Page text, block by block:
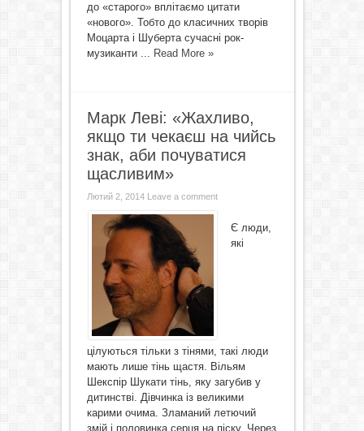
до «старого» вплітаємо цитати
«нового». Тобто до класичних творів
Моцарта і Шуберта сучасні рок-
музиканти ... Read More »
Марк Леві: «Жахливо,
якщо ти чекаєш на чийсь
знак, аби почуватися
щасливим»
Лютий 2, 2014 Leave a comment
Є люди,
які
цілуються тільки з тінями, такі люди
мають лише тінь щастя. Вільям
Шекспір Шукати тінь, яку загубив у
дитинстві. Дівчинка із великими
карими очима. Зламаний летючий
змій і половинка серця на піску. Через